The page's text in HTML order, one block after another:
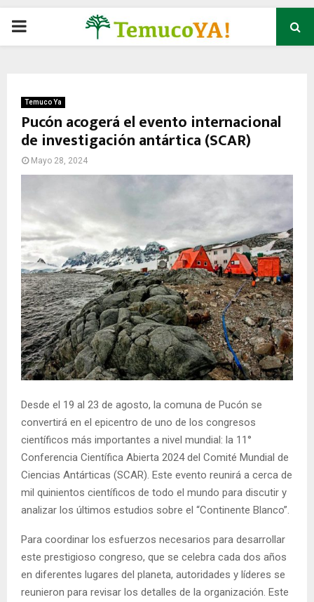
P
M
A
R
Y
M
E
N
U
Temuco Ya
Pucón acogerá el evento internacional
de investigación antártica (SCAR)
Mayo 28, 2024
Desde el 19 al 23 de agosto, la comuna de Pucón se
convertirá en el epicentro de uno de los congresos
científicos más importantes a nivel mundial: la 11°
Conferencia Científica Abierta 2024 del Comité Mundial de
Ciencias Antárticas (SCAR). Este evento reunirá a cerca de
mil quinientos científicos de todo el mundo para discutir y
analizar los últimos estudios sobre el “Continente Blanco”.
Para coordinar los esfuerzos necesarios para desarrollar
este prestigioso congreso, que se celebra cada dos años
en diferentes lugares del planeta, autoridades y líderes se
reunieron para revisar los detalles de la organización. Este